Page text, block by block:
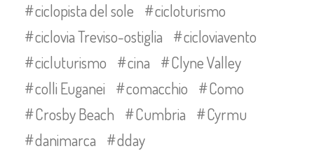
ciclopista del sole
cicloturismo
ciclovia Treviso-ostiglia
cicloviavento
cicluturismo
cina
Clyne Valley
colli Euganei
comacchio
Como
Crosby Beach
Cumbria
Cyrmu
danimarca
dday